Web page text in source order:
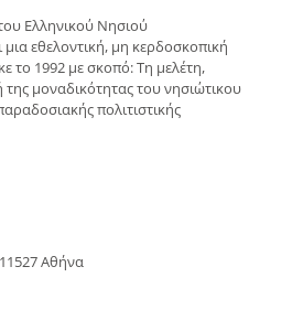
Ελληνικού Νησιού
μια εθελοντική, μη κερδοσκοπική
το 1992 με σκοπό: Τη μελέτη,
μοναδικότητας του νησιώτικου
πολιτιστικής
Αθήνα